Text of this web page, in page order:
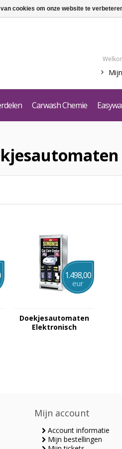
Carwash Chemie
1.498,00
eur
Doekjesautomaten
Elektronisch
Mijn account
Account informatie
Mijn bestellingen
cookies om onze website te